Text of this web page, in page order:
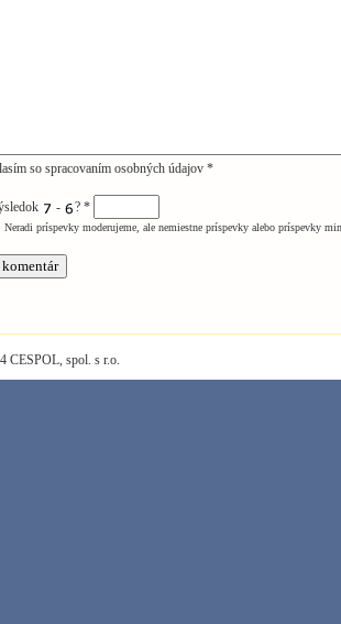
so spracovaním osobných údajov *
- ? *
Neradi príspevky moderujeme, ale nemiestne príspevky alebo príspevky
CESPOL, spol. s r.o.